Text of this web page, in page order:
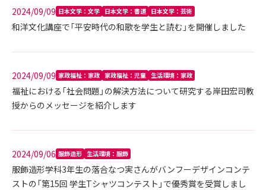
2024/09/09 日本文学：文学 日本文学：書道 日本文学：芸術
和洋文化講座で「平安時代の和歌を学生と読む」を開催しました
2024/09/09 家政福祉：家政 家政福祉：児童 生活環境：家政
福祉における「社会問題」の解決方法について研究する岸田宏司教
授からのメッセージを紹介します
2024/09/06 服飾造形 生活環境：服飾
服飾造形学科3年生の落合なつ実さんがバンフーデザインコンテ
ストの「第15回 学生Tシャツコンテスト」で優秀賞を受賞しまし